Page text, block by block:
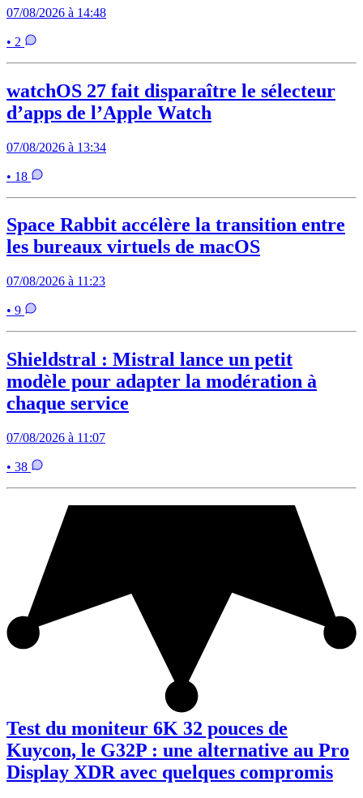
07/08/2026 à 14:48
• 2
watchOS 27 fait disparaître le sélecteur
d’apps de l’Apple Watch
07/08/2026 à 13:34
• 18
Space Rabbit accélère la transition entre
les bureaux virtuels de macOS
07/08/2026 à 11:23
• 9
Shieldstral : Mistral lance un petit
modèle pour adapter la modération à
chaque service
07/08/2026 à 11:07
• 38
Test du moniteur 6K 32 pouces de
Kuycon, le G32P : une alternative au Pro
Display XDR avec quelques compromis